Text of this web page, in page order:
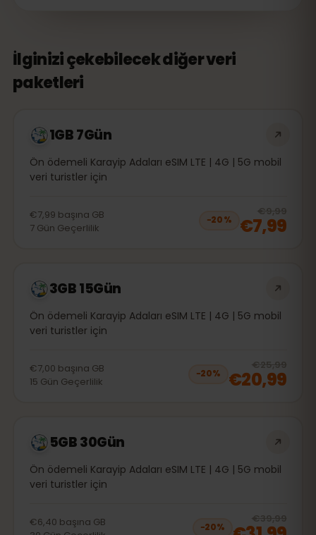
İlginizi çekebilecek diğer veri
paketleri
1GB 7Gün
Ön ödemeli Karayip Adaları eSIM LTE | 4G | 5G mobil
veri turistler için
€7,99 başına GB
7 Gün Geçerlilik
−20%
€9,99
€7,99
3GB 15Gün
Ön ödemeli Karayip Adaları eSIM LTE | 4G | 5G mobil
veri turistler için
€7,00 başına GB
15 Gün Geçerlilik
−20%
€25,99
€20,99
5GB 30Gün
Ön ödemeli Karayip Adaları eSIM LTE | 4G | 5G mobil
veri turistler için
€6,40 başına GB
−20%
€39,99